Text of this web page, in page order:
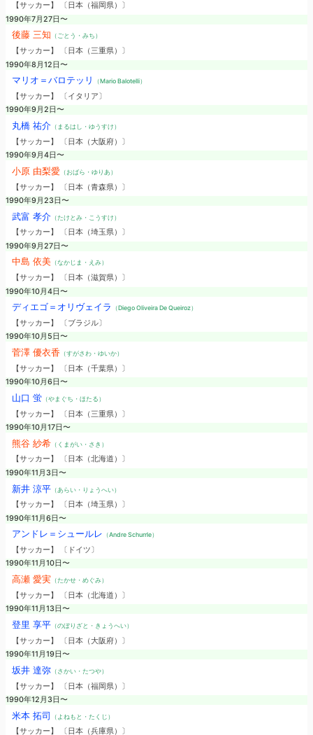
【サッカー】 〔日本（福岡県）〕
1990年7月27日〜
後藤 三知 （ごとう・みち）
【サッカー】 〔日本（三重県）〕
1990年8月12日〜
マリオ＝バロテッリ （Mario Balotelli）
【サッカー】 〔イタリア〕
1990年9月2日〜
丸橋 祐介（まるはし・ゆうすけ）
【サッカー】 〔日本（大阪府）〕
1990年9月4日〜
小原 由梨愛（おばら・ゆりあ）
【サッカー】 〔日本（青森県）〕
1990年9月23日〜
武富 孝介（たけとみ・こうすけ）
【サッカー】 〔日本（埼玉県）〕
1990年9月27日〜
中島 依美（なかじま・えみ）
【サッカー】 〔日本（滋賀県）〕
1990年10月4日〜
ディエゴ＝オリヴェイラ （Diego Oliveira De Queiroz）
【サッカー】 〔ブラジル〕
1990年10月5日〜
菅澤 優衣香 （すがさわ・ゆいか）
【サッカー】 〔日本（千葉県）〕
1990年10月6日〜
山口 蛍（やまぐち・ほたる）
【サッカー】 〔日本（三重県）〕
1990年10月17日〜
熊谷 紗希（くまがい・さき）
【サッカー】 〔日本（北海道）〕
1990年11月3日〜
新井 涼平（あらい・りょうへい）
【サッカー】 〔日本（埼玉県）〕
1990年11月6日〜
アンドレ＝シュールレ （Andre Schurrle）
【サッカー】 〔ドイツ〕
1990年11月10日〜
高瀬 愛実（たかせ・めぐみ）
【サッカー】 〔日本（北海道）〕
1990年11月13日〜
登里 享平（のぼりざと・きょうへい）
【サッカー】 〔日本（大阪府）〕
1990年11月19日〜
坂井 達弥（さかい・たつや）
【サッカー】 〔日本（福岡県）〕
1990年12月3日〜
米本 拓司 （よねもと・たくじ）
【サッカー】 〔日本（兵庫県）〕